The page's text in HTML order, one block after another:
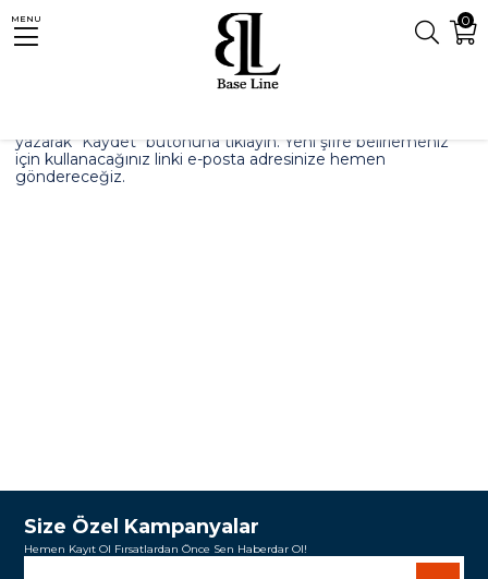
0
MENU
yazarak "Kaydet" butonuna tıklayın. Yeni şifre belirlemeniz
için kullanacağınız linki e-posta adresinize hemen
göndereceğiz.
Size Özel Kampanyalar
Hemen Kayıt Ol Fırsatlardan Önce Sen Haberdar Ol!